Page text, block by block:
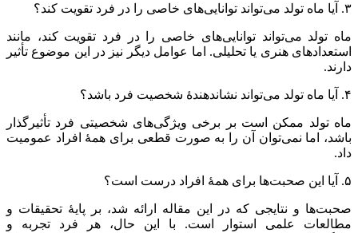
۳. آیا ماه تولد می‌تواند توانایی‌های خاصی را در فرد تقویت کند؟
ماه تولد می‌تواند توانایی‌های خاصی را در فرد تقویت کند، مانند
استعدادهای هنری یا تحلیلی. اما عوامل دیگر نیز در این موضوع تأثیر
دارند.
۴. آیا ماه تولد می‌تواند نشاندهندهٔ شخصیت فرد باشد؟
ماه تولد ممکن است بر برخی ویژگی‌های شخصیتی فرد تأثیرگذار
باشد، اما نمی‌توان آن را به صورت قطعی برای همهٔ افراد عمومیت
داد.
۵. آیا این صحبت‌ها برای همهٔ افراد درست است؟
صحبت‌ها و نتایجی که در این مقاله ارائه شد، بر پایهٔ تحقیقات و
مطالعات علمی استوار است. با این حال، هر فرد تجربه و